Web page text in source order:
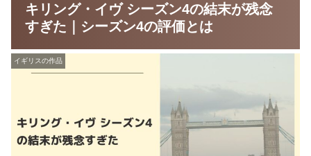
キリング・イヴ シーズン4の結末が残念
すぎた｜シーズン4の評価とは
イギリスの作品